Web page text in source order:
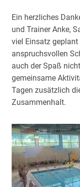
Ein herzliches
und Trainer Anke,
viel Einsatz
anspruchsvollen
auch der Spaß
gemeinsame
Tagen zusätzlich
Zusammenhalt.